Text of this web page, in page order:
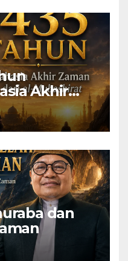
Akhir
dan